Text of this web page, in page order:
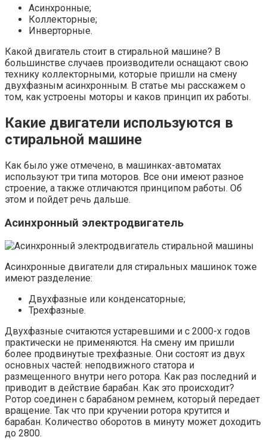
Асинхронные;
Коллекторные;
Инверторные.
Какой двигатель стоит в стиральной машине? В
большинстве случаев производители оснащают свою
технику коллекторными, которые пришли на смену
двухфазным асинхронным. В статье мы расскажем о
том, как устроены моторы и каков принцип их работы.
Какие двигатели используются в
стиральной машине
Как было уже отмечено, в машинках-автоматах
используют три типа моторов. Все они имеют разное
строение, а также отличаются принципом работы. Об
этом и пойдет речь дальше.
Асинхронный электродвигатель
Асинхронные двигатели для стиральных машинок тоже
имеют разделение:
Двухфазные или конденсаторные;
Трехфазные.
Двухфазные считаются устаревшими и с 2000-х годов
практически не применяются. На смену им пришли
более продвинутые трехфазные. Они состоят из двух
основных частей: неподвижного статора и
размещенного внутри него ротора. Как раз последний и
приводит в действие барабан. Как это происходит?
Ротор соединен с барабаном ремнем, который передает
вращение. Так что при кручении ротора крутится и
барабан. Количество оборотов в минуту может доходить
до 2800.